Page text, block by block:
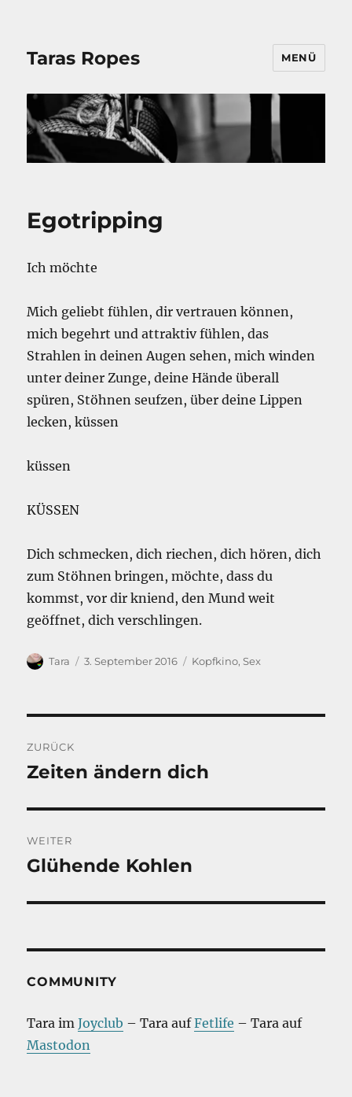
Taras Ropes MENÜ
Egotripping
Ich möchte
Mich geliebt fühlen, dir vertrauen können,
mich begehrt und attraktiv fühlen, das
Strahlen in deinen Augen sehen, mich winden
unter deiner Zunge, deine Hände überall
spüren, Stöhnen seufzen, über deine Lippen
lecken, küssen
küssen
KÜSSEN
Dich schmecken, dich riechen, dich hören, dich
zum Stöhnen bringen, möchte, dass du
kommst, vor dir kniend, den Mund weit
geöffnet, dich verschlingen.
Autor
Tara
Veröffentlicht
3. September 2016 Kategorien
Kopfkino,Sex
ZURÜCK
Vorheriger
Zeiten ändern dich
WEITER
Nächster
Glühende Kohlen
COMMUNITY
Tara imJoyclub – Tara aufFetlife – Tara auf
Mastodon